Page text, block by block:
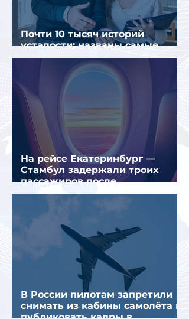
Почти 10 тысяч историй
усталости: названы самые
уставшие россияне
На рейсе Екатеринбург —
Стамбул задержали троих
пассажиров после
предполагаемой серии краж
В России пилотам запретили
снимать из кабины самолёта и